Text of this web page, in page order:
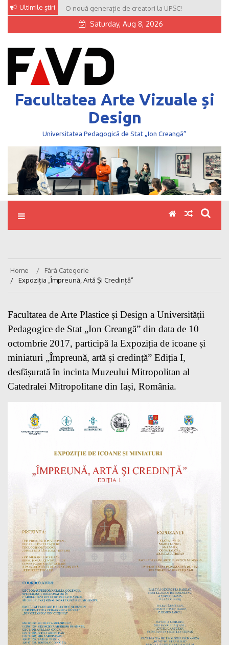
Skip
content
Ultimile știri O nouă generație de creatori la UPSC!
Saturday, Aug 8, 2026
Facultatea Arte Vizuale și
Design
Universitatea Pedagogică de Stat „Ion Creangă”
Home
Fără Categorie
Expoziția „Împreună, Artă Și Credință”
Facultatea de Arte Plastice și Design a Universității
Pedagogice de Stat „Ion Creangă” din data de 10
octombrie 2017, participă la Expoziția de icoane și
miniaturi „Împreună, artă și credință” Ediția I,
desfășurată în incinta Muzeului Mitropolitan al
Catedralei Mitropolitane din Iași, România.